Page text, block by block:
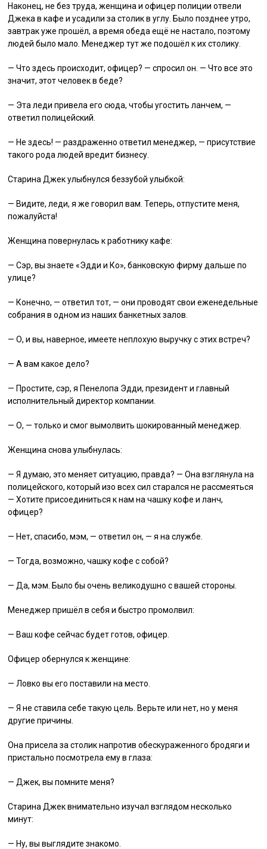
Наконец, не без труда, женщина и офицер полиции отвели
Джека в кафе и усадили за столик в углу. Было позднее утро,
завтрак уже прошёл, а время обеда ещё не настало, поэтому
людей было мало. Менеджер тут же подошёл к их столику.
— Что здесь происходит, офицер? — спросил он. — Что все это
значит, этот человек в беде?
— Эта леди привела его сюда, чтобы угостить ланчем, —
ответил полицейский.
— Не здесь! — раздраженно ответил менеджер, — присутствие
такого рода людей вредит бизнесу.
Старина Джек улыбнулся беззубой улыбкой:
— Видите, леди, я же говорил вам. Теперь, отпустите меня,
пожалуйста!
Женщина повернулась к работнику кафе:
— Сэр, вы знаете «Эдди и Ко», банковскую фирму дальше по
улице?
— Конечно, — ответил тот, — они проводят свои еженедельные
собрания в одном из наших банкетных залов.
— О, и вы, наверное, имеете неплохую выручку с этих встреч?
— А вам какое дело?
— Простите, сэр, я Пенелопа Эдди, президент и главный
исполнительный директор компании.
— О, — только и смог вымолвить шокированный менеджер.
Женщина снова улыбнулась:
— Я думаю, это меняет ситуацию, правда? — Она взглянула на
полицейского, который изо всех сил старался не рассмеяться
— Хотите присоединиться к нам на чашку кофе и ланч,
офицер?
— Нет, спасибо, мэм, — ответил он, — я на службе.
— Тогда, возможно, чашку кофе с собой?
— Да, мэм. Было бы очень великодушно с вашей стороны.
Менеджер пришёл в себя и быстро промолвил:
— Ваш кофе сейчас будет готов, офицер.
Офицер обернулся к женщине:
— Ловко вы его поставили на место.
— Я не ставила себе такую цель. Верьте или нет, но у меня
другие причины.
Она присела за столик напротив обескураженного бродяги и
пристально посмотрела ему в глаза:
— Джек, вы помните меня?
Старина Джек внимательно изучал взглядом несколько
минут:
— Ну, вы выглядите знакомо.